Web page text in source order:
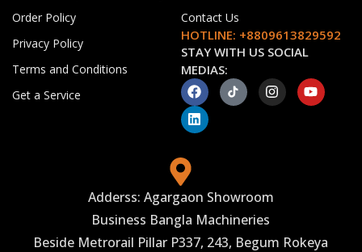
Order Policy
Privacy Policy
Terms and Conditions
Get a Service
Contact Us
HOTLINE: +8809613829592
STAY WITH US SOCIAL
MEDIAS:
Adderss: Agargaon Showroom
Business Bangla Machineries
Beside Metrorail Pillar P337, 243, Begum Rokeya